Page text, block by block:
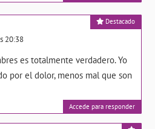
Destacado
20:38
es totalmente verdadero. Yo
por el dolor, menos mal que son
Accede para responder